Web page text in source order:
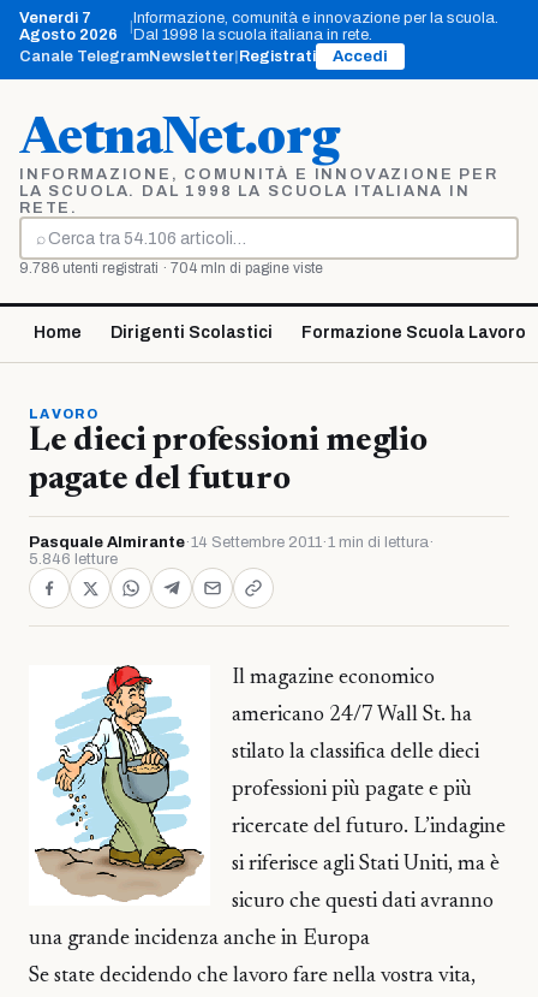
Vai
contenuto
Venerdì 7
Agosto 2026
Informazione, comunità e innovazione per la scuola.
Dal 1998 la scuola italiana in rete.
Canale TelegramNewsletter Registrati Accedi
AetnaNet.org
INFORMAZIONE, COMUNITÀ E INNOVAZIONE PER
LA SCUOLA. DAL 1998 LA SCUOLA ITALIANA IN
RETE.
⌕
Cerca
9.786 utenti registrati · 704 mln di pagine viste
Home Dirigenti Scolastici Formazione Scuola Lavoro
LAVORO
Le dieci professioni meglio
pagate del futuro
Pasquale Almirante·14 Settembre 2011·1 min di lettura·
5.846 letture
Il magazine economico
americano 24/7 Wall St. ha
stilato la classifica delle dieci
professioni più pagate e più
ricercate del futuro. L’indagine
si riferisce agli Stati Uniti, ma è
sicuro che questi dati avranno
una grande incidenza anche in Europa
Se state decidendo che lavoro fare nella vostra vita,